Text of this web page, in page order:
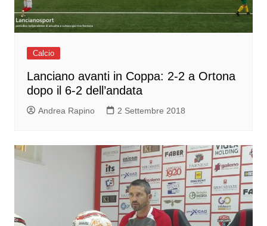
Calcio
Lanciano avanti in Coppa: 2-2 a Ortona
dopo il 6-2 dell’andata
Andrea Rapino 2 Settembre 2018